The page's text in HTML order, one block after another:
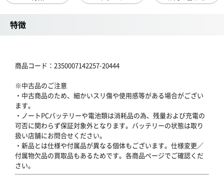
特徴
商品コード：2350007142257-20444
※中古品のご注意
・中古商品のため、細かいスリ傷や使用感等がある場合がござい
ます。
・ノートPCバッテリーや電池類は消耗品の為、残量および充電の
可否に関わらず保証対象外となります。バッテリーの状態は取り
扱い店舗にお問合せください。
・新品とは仕様や付属品が異なる個体もございます。仕様変更／
付属物欠品の買取品もあるためです。各商品ページでご確認くだ
さい。